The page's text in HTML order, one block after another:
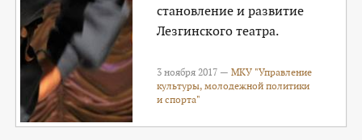
становление и развитие
Лезгинского театра.
3 ноября 2017 —МКУ "Управление
культуры, молодежной политики
и спорта"